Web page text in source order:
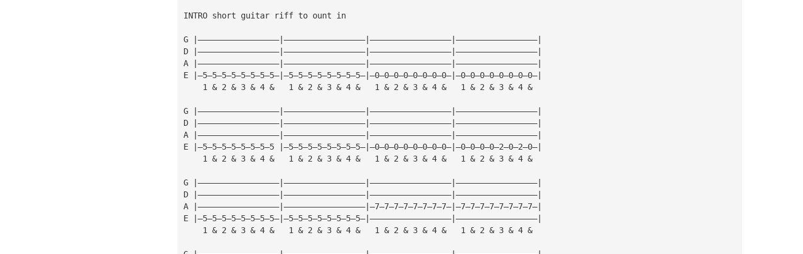
INTRO short guitar riff to ount in
G |—————————————————|—————————————————|—————————————————|—————————————————|
D |—————————————————|—————————————————|—————————————————|—————————————————|
A |—————————————————|—————————————————|—————————————————|—————————————————|
E |—5—5—5—5—5—5—5—5—|—5—5—5—5—5—5—5—5—|—0—0—0—0—0—0—0—0—|—0—0—0—0—0—0—0—0—|
    1 & 2 & 3 & 4 &   1 & 2 & 3 & 4 &   1 & 2 & 3 & 4 &   1 & 2 & 3 & 4 &
G |—————————————————|—————————————————|—————————————————|—————————————————|
D |—————————————————|—————————————————|—————————————————|—————————————————|
A |—————————————————|—————————————————|—————————————————|—————————————————|
E |—5—5—5—5—5—5—5—5 |—5—5—5—5—5—5—5—5—|—0—0—0—0—0—0—0—0—|—0—0—0—0—2—0—2—0—|
    1 & 2 & 3 & 4 &   1 & 2 & 3 & 4 &   1 & 2 & 3 & 4 &   1 & 2 & 3 & 4 &
G |—————————————————|—————————————————|—————————————————|—————————————————|
D |—————————————————|—————————————————|—————————————————|—————————————————|
A |—————————————————|—————————————————|—7—7—7—7—7—7—7—7—|—7—7—7—7—7—7—7—7—|
E |—5—5—5—5—5—5—5—5—|—5—5—5—5—5—5—5—5—|—————————————————|—————————————————|
    1 & 2 & 3 & 4 &   1 & 2 & 3 & 4 &   1 & 2 & 3 & 4 &   1 & 2 & 3 & 4 &